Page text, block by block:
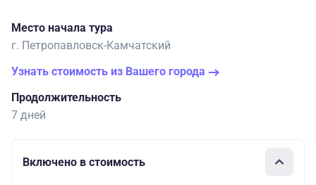
Место начала тура
г. Петропавловск-Камчатский
Узнать стоимость из Вашего города
Продолжительность
7 дней
Включено в стоимость